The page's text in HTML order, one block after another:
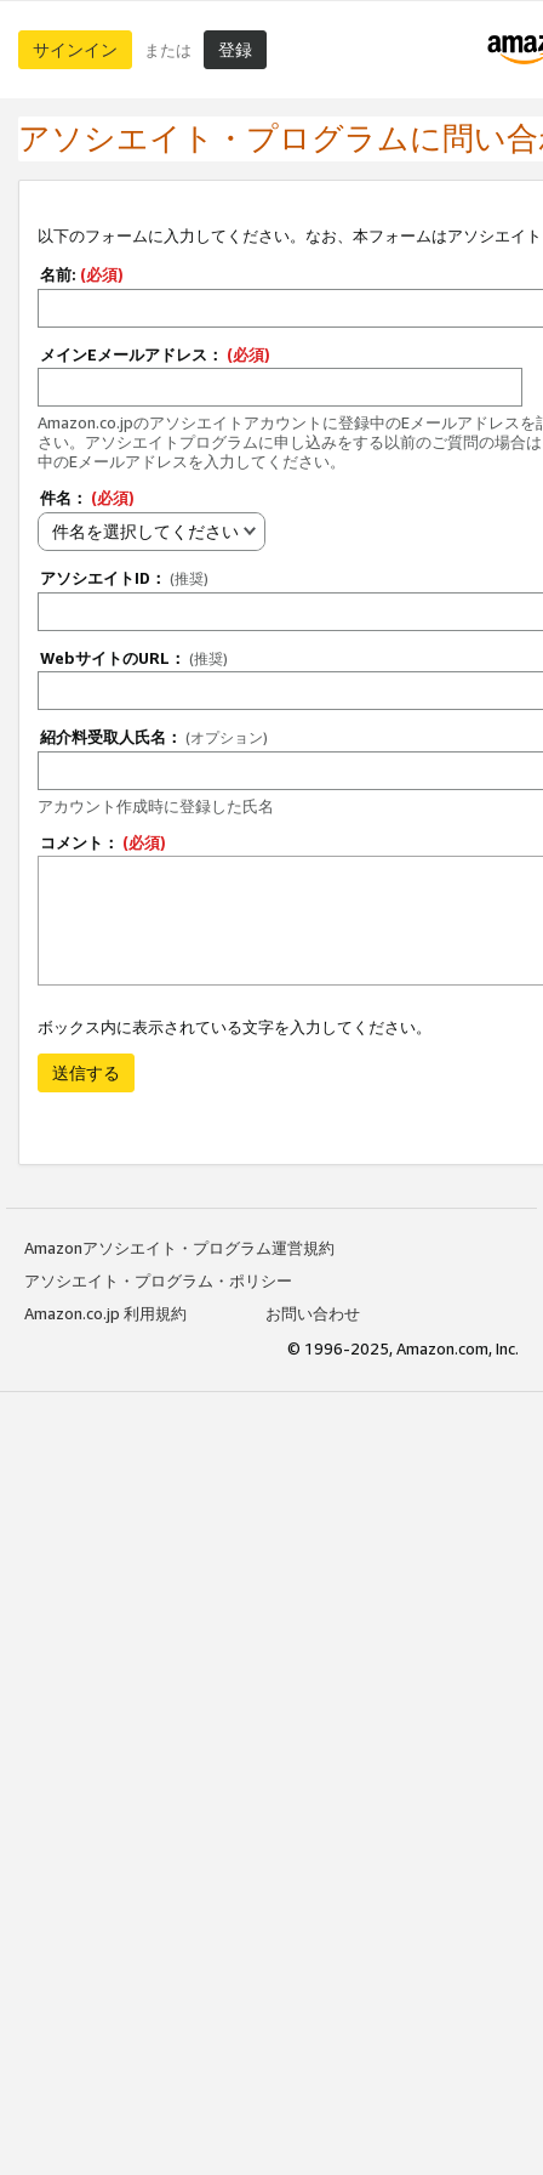
サインイン または 登録
アソシエイト・プログラムに問い
以下のフォームに入力してください。なお、本フォームはアソシエイ
名前: (必須)
メインEメールアドレス： (必須)
Amazon.co.jpのアソシエイトアカウントに登録中のEメールアドレスを
さい。アソシエイトプログラムに申し込みをする以前のご質問の場合
中のEメールアドレスを入力してください。
件名： (必須)
件名を選択してください
アソシエイトID： (推奨)
WebサイトのURL： (推奨)
紹介料受取人氏名： (オプション)
アカウント作成時に登録した氏名
コメント： (必須)
ボックス内に表示されている文字を入力してください。
送信する
Amazonアソシエイト・プログラム運営規約
アソシエイト・プログラム・ポリシー
Amazon.co.jp 利用規約
お問い合わせ
© 1996-2025, Amazon.com, Inc.